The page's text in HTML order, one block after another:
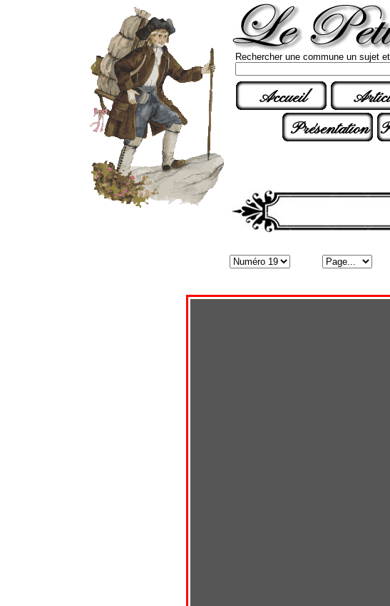
Rechercher une commune un sujet
Accueil
Présentation